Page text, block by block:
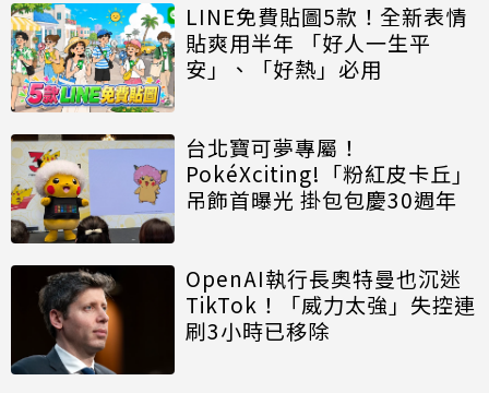
LINE免費貼圖5款！全新表情
貼爽用半年 「好人一生平
安」、「好熱」必用
台北寶可夢專屬！
PokéXciting!「粉紅皮卡丘」
吊飾首曝光 掛包包慶30週年
OpenAI執行長奧特曼也沉迷
TikTok！「威力太強」失控連
刷3小時已移除